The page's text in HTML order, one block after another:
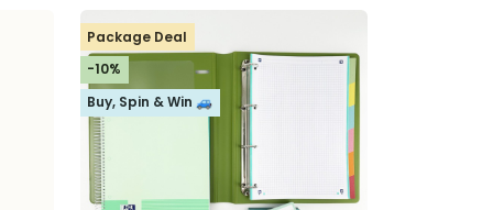
Package Deal
-10%
Buy, Spin & Win 🚙